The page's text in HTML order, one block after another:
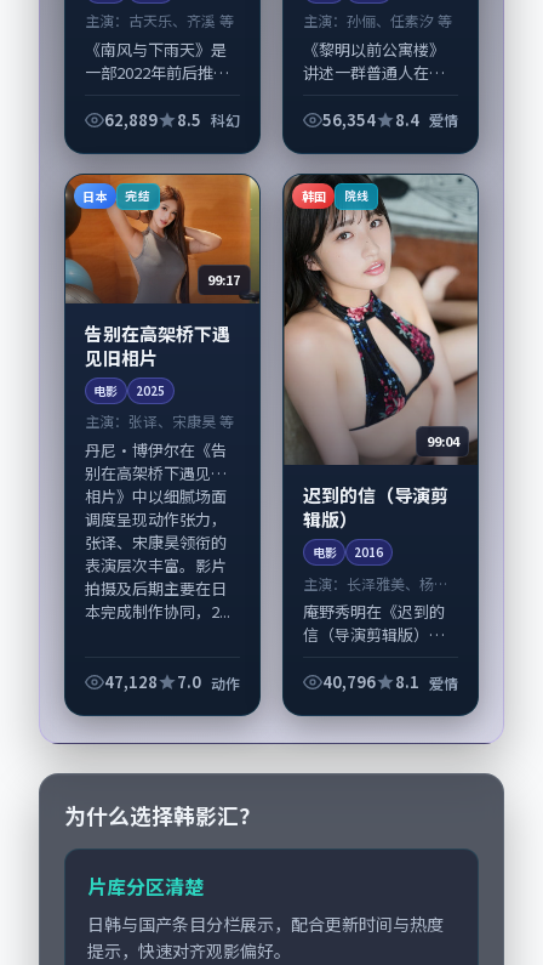
主演： 古天乐、齐溪 等
《南风与下雨天》是
一部2022年前后推出
赞郁执导，古天乐、
戏份。故事围绕当代
都市中的抉择与...
62,889 8.5 科幻
主演：孙俪、任素汐 等
《黎明以前公寓楼》
讲述一群普通人在偶
生轨迹的故事，爱情
奉俊昊擅长留白叙
事，孙俪、任素汐的
情...
56,354 8.4 爱情
日本 完结
99:17
告别在高架桥下遇
见旧相片
电影 2025
主演： 张译、宋康昊 等
丹尼·博伊尔在《告
别在高架桥下遇见旧
相片》中以细腻场面
调度呈现动作张力，
张译、宋康昊领衔的
表演层次丰富。影片
拍摄及后期主要在日
本完成制作协同，2...
47,128 7.0 动作
韩国 院线
99:04
迟到的信（导演剪
辑版）
电影 2016
主演： 长泽雅美、杨幂
等
庵野秀明在《迟到的
信（导演剪辑版）》
现爱情张力，长泽雅
层次丰富。影片拍摄
及后期主要在韩国完
成制作协同，201...
40,796 8.1 爱情
为什么选择韩影汇？
片库分区清楚
日韩与国产条目分栏展示，配合更新时间与热度
提示，快速对齐观影偏好。